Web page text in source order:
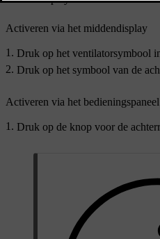
Activeren via het middendisplay
Druk op het ventilatorsymbool
Druk op het symbool van de
Activeren via het bedieningspaneel
Druk op de knop voor de